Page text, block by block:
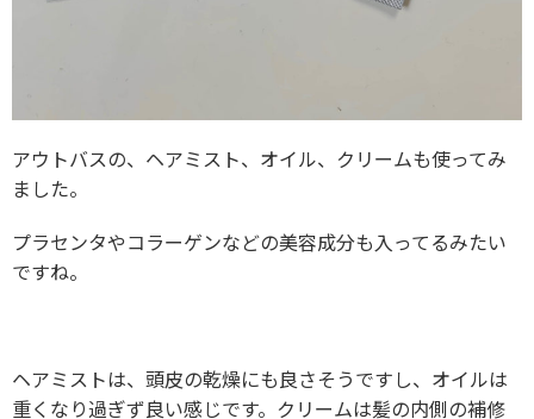
アウトバスの、ヘアミスト、オイル、クリームも使ってみ
ました。
プラセンタやコラーゲンなどの美容成分も入ってるみたい
ですね。
ヘアミストは、頭皮の乾燥にも良さそうですし、オイルは
重くなり過ぎず良い感じです。クリームは髪の内側の補修